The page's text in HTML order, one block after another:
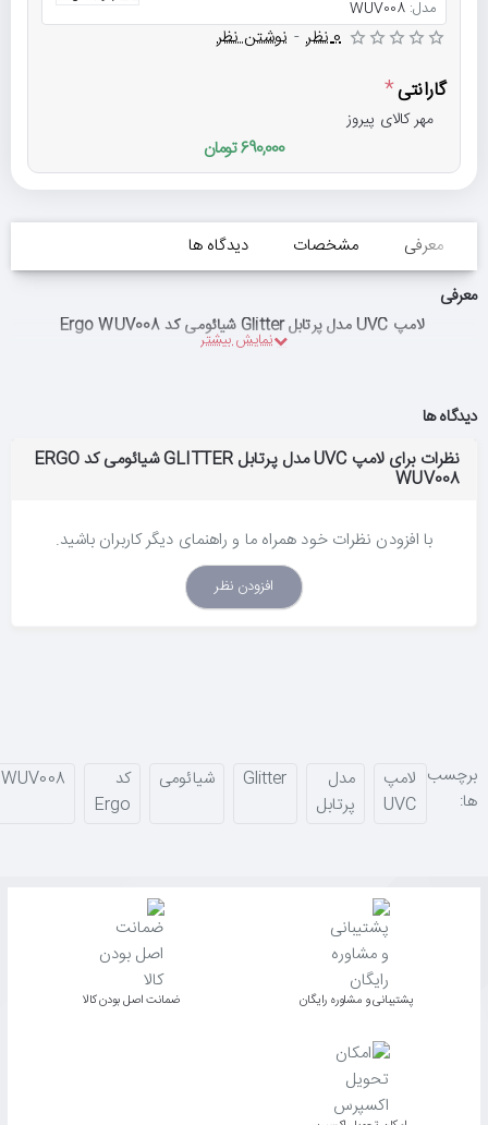
مدل: WUV008
0 نظر - نوشتن نظر
گارانتی
مهر کالای پیروز
690,000 تومان
معرفی مشخصات
دیدگاه ها
معرفی
لامپ UVC مدل پرتابل Glitter شیائومی کد Ergo WUV008
دیدگاه ها
نظرات برای لامپ UVC مدل پرتابل GLITTER شیائومی کد ERGO
WUV008
با افزودن نظرات خود همراه ما و راهنمای دیگر کاربران باشید.
افزودن نظر
برچسب
ها:
لامپ
UVC
مدل
پرتابل
Glitter شیائومی
کد
Ergo
WUV008
پشتیبانی و مشاوره رایگان ﺿﻤﺎﻧﺖ اﺻﻞ ﺑﻮدن ﮐﺎﻟﺎ